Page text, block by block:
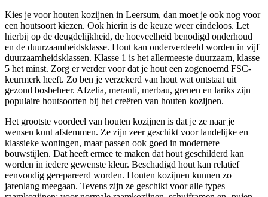
Kies je voor houten kozijnen in Leersum, dan moet je ook nog voor
een houtsoort kiezen. Ook hierin is de keuze weer eindeloos. Let
hierbij op de deugdelijkheid, de hoeveelheid benodigd onderhoud
en de duurzaamheidsklasse. Hout kan onderverdeeld worden in vijf
duurzaamheidsklassen. Klasse 1 is het allermeeste duurzaam, klasse
5 het minst. Zorg er verder voor dat je hout een zogenoemd FSC-
keurmerk heeft. Zo ben je verzekerd van hout wat ontstaat uit
gezond bosbeheer. Afzelia, meranti, merbau, grenen en lariks zijn
populaire houtsoorten bij het creëren van houten kozijnen.
Het grootste voordeel van houten kozijnen is dat je ze naar je
wensen kunt afstemmen. Ze zijn zeer geschikt voor landelijke en
klassieke woningen, maar passen ook goed in modernere
bouwstijlen. Dat heeft ermee te maken dat hout geschilderd kan
worden in iedere gewenste kleur. Beschadigd hout kan relatief
eenvoudig gerepareerd worden. Houten kozijnen kunnen zo
jarenlang meegaan. Tevens zijn ze geschikt voor alle types